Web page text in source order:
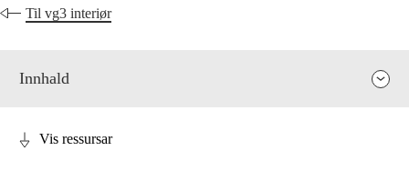
Til vg3 interiør
Innhald
Vis ressursar